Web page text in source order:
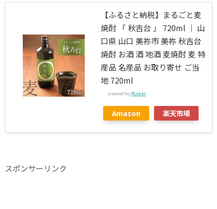
【ふるさと納税】まるごと麦
焼酎 「 秋吉台 」 720ml ｜ 山
口県 山口 美祢市 美祢 秋吉台
焼酎 お酒 酒 地酒 麦焼酎 麦 特
産品 名産品 お取り寄せ ご当
地 720ml
created by Rinker
Amazon 楽天市場
スポンサーリンク